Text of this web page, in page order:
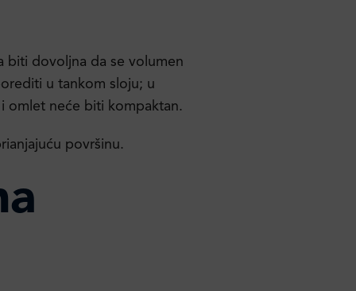
biti dovoljna da se volumen
u tankom sloju; u
omlet neće biti kompaktan.
površinu.